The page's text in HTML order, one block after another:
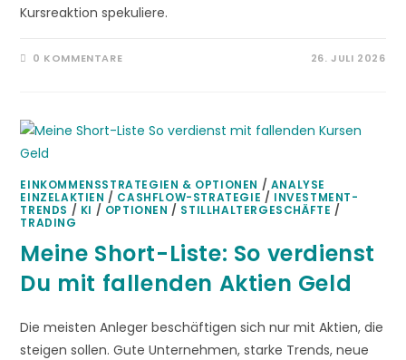
Kursreaktion spekuliere.
0 KOMMENTARE 26. JULI 2026
EINKOMMENSSTRATEGIEN & OPTIONEN / ANALYSE
EINZELAKTIEN / CASHFLOW-STRATEGIE / INVESTMENT-
TRENDS / KI / OPTIONEN / STILLHALTERGESCHÄFTE /
TRADING
Meine Short-Liste: So verdienst
Du mit fallenden Aktien Geld
Die meisten Anleger beschäftigen sich nur mit Aktien, die
steigen sollen. Gute Unternehmen, starke Trends, neue